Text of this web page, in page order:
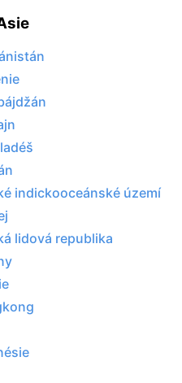
indickooceánské území
lidová republika